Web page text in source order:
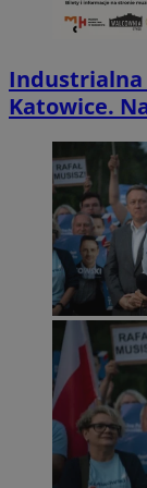
Industrialna
Katowice.